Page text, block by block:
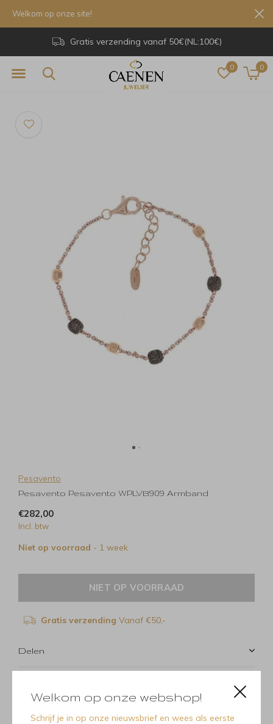
Welkom op onze webshop!
Schrijf je in op onze nieuwsbrief en wees als eerste
0 0
Gratis verzending vanaf 50€(NL:100€)
Welkom op onze site!
Pesavento
Pesavento Pesavento WPLVB909 Armband
€282,00
Incl. btw
Niet op voorraad - 1 week
NIET OP VOORRAAD
Gratis verzending Vanaf €50,-
Delen
Recente artikelen